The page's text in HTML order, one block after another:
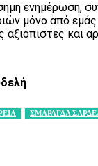
ενημέρωση,
μόνο από
και
ΣΜΑΡΑΓΔΑ